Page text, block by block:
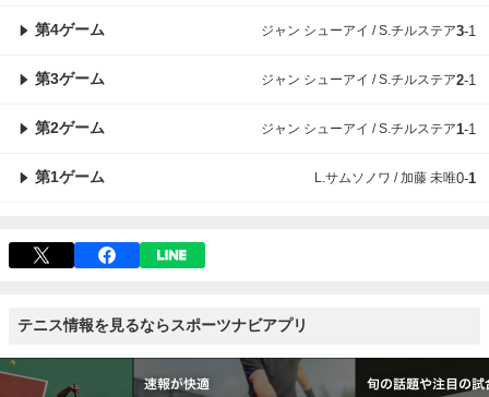
第4ゲーム ジャン シューアイ / S.チルステア3-1
第3ゲーム ジャン シューアイ / S.チルステア2-1
第2ゲーム ジャン シューアイ / S.チルステア1-1
第1ゲーム L.サムソノワ / 加藤 未唯0-1
テニス情報を見るならスポーツナビアプリ